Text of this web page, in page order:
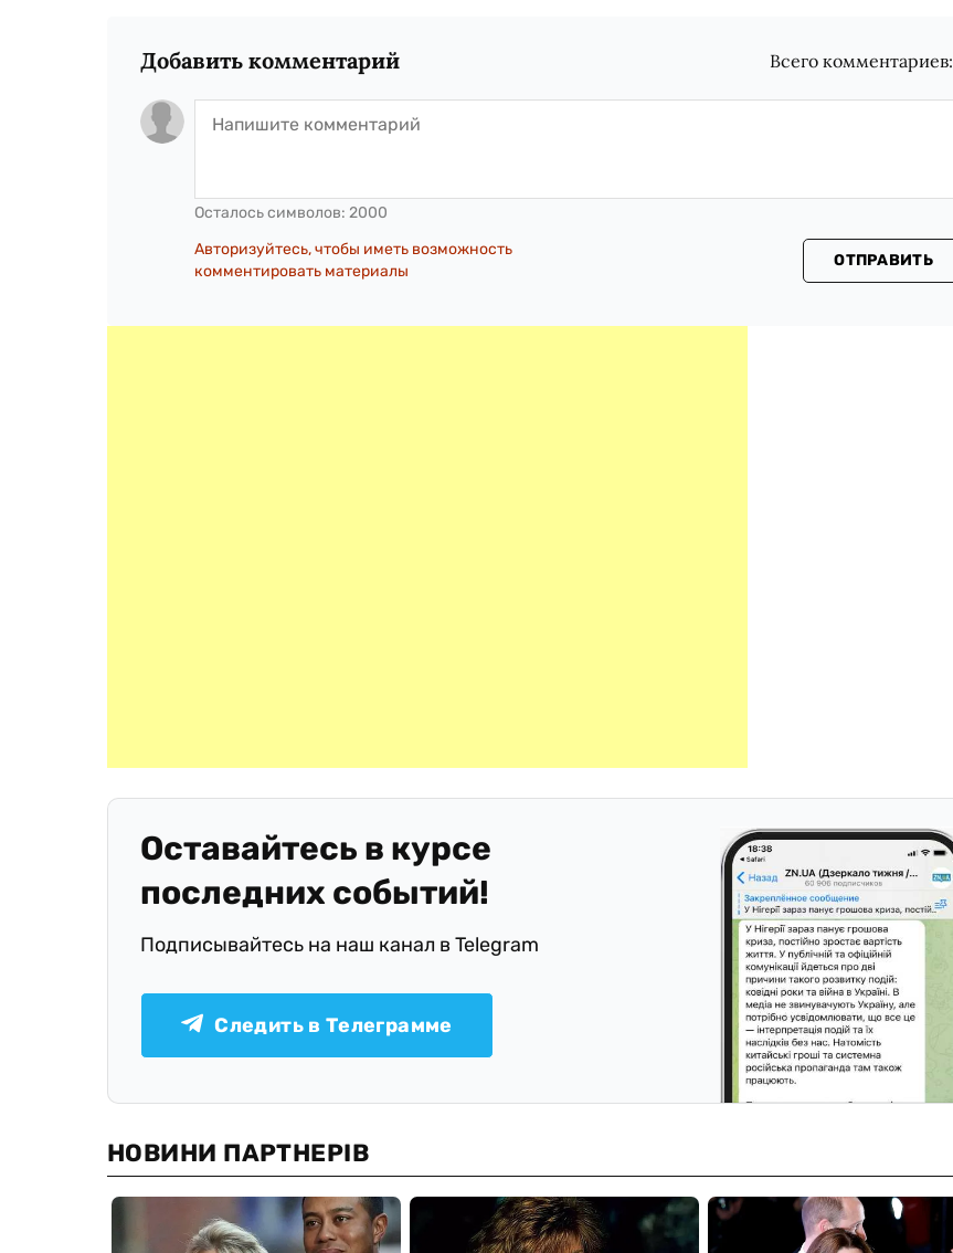
Добавить комментарий Всего комментариев:
Осталось символов: 2000
Авторизуйтесь, чтобы иметь возможность
комментировать материалы
ОТПРАВИТЬ
Оставайтесь в курсе
последних событий!
Подписывайтесь на наш канал в Telegram
Следить в Телеграмме